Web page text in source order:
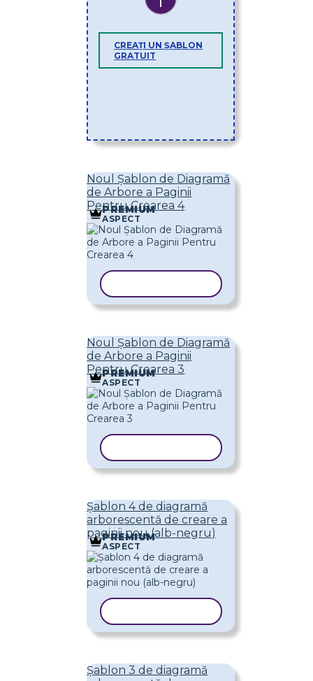
CREAȚI UN ȘABLON
GRATUIT
Noul Șablon de Diagramă
de Arbore a Paginii
Pentru Crearea 4
PREMIUM
ASPECT
Noul Șablon de Diagramă
de Arbore a Paginii
Pentru Crearea 3
PREMIUM
ASPECT
Șablon 4 de diagramă
arborescentă de creare a
paginii nou (alb-negru)
PREMIUM
ASPECT
Șablon 3 de diagramă